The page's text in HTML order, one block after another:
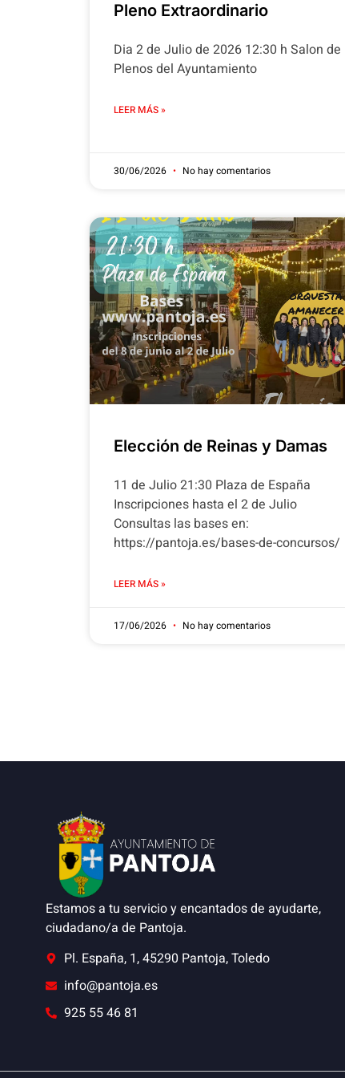
Pleno Extraordinario
Dia 2 de Julio de 2026 12:30 h Salon de
Plenos del Ayuntamiento
LEER MÁS »
30/06/2026 No hay comentarios
Elección de Reinas y Damas
11 de Julio 21:30 Plaza de España
Inscripciones hasta el 2 de Julio
Consultas las bases en:
https://pantoja.es/bases-de-concursos/
LEER MÁS »
17/06/2026 No hay comentarios
Estamos a tu servicio y encantados de ayudarte,
ciudadano/a de Pantoja.
Pl. España, 1, 45290 Pantoja, Toledo
info@pantoja.es
925 55 46 81